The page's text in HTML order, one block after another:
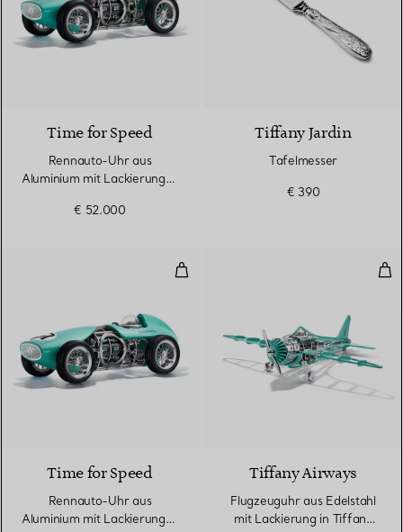
Time for Speed
Rennauto-Uhr aus
Aluminium mit Lackierung in
€ 52.000
Tiffany Jardin
Tafelmesser
€ 390
Rennauto-Uhr aus Aluminium
Time for Speed
Rennauto-Uhr aus
Aluminium mit Lackierung in
Tiffany Airways
Flugzeuguhr aus Edelstahl
mit Lackierung in Tiffany